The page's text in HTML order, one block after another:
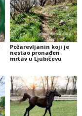
Požarevljanin koji je
nestao pronađen
mrtav u Ljubičevu